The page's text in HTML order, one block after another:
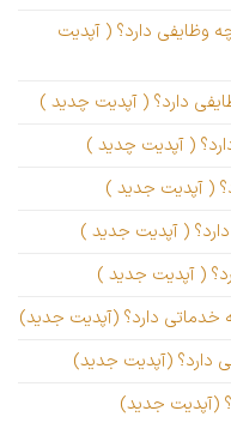
وظایفی دارد؟ ( آپدیت
دارد؟ ( آپدیت چدید )
( آپدیت چدید )
( آپدیت جدید )
( آپدیت جدید )
( آپدیت جدید )
دارد؟ (آپدیت جدید)
دارد؟ (آپدیت جدید)
(آپدیت جدید)